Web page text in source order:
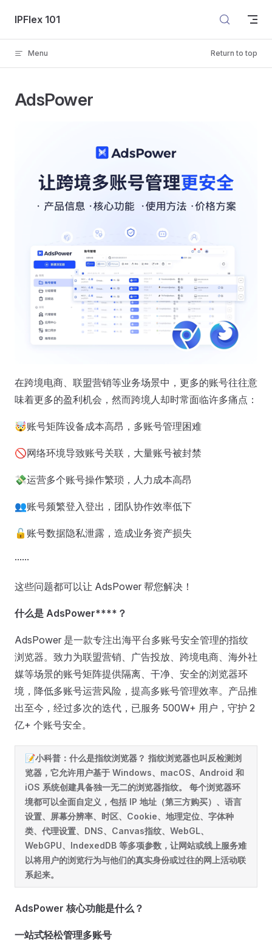
Skip to content
IPFlex 101
Menu Return to top
AdsPower
在跨境电商、联盟营销等业务场景中，更多的账号往往意
味着更多的盈利机会，然而跨境人却时常面临许多痛点：
🤯账号矩阵设备成本高昂，多账号管理困难
🚫网络环境导致账号关联，大量账号被封禁
💸运营多个账号操作繁琐，人力成本高昂
👥账号频繁登入登出，团队协作效率低下
🔓账号数据隐私泄露，造成业务资产损失
······
这些问题都可以让 AdsPower 帮您解决！
什么是 AdsPower****？
AdsPower 是一款专注出海平台多账号安全管理的指纹
浏览器。致力为联盟营销、广告投放、跨境电商、海外社
媒等场景的账号矩阵提供隔离、干净、安全的浏览器环
境，降低多账号运营风险，提高多账号管理效率。产品推
出至今，经过多次的迭代，已服务 500W+ 用户，守护 2
亿+ 个账号安全。
📝小科普：什么是指纹浏览器？ 指纹浏览器也叫反检测浏
览器，它允许用户基于 Windows、macOS、Android 和
iOS 系统创建具备独一无二的浏览器指纹。 每个浏览器环
境都可以全面自定义，包括 IP 地址（第三方购买）、语言
设置、屏幕分辨率、时区、Cookie、地理定位、字体种
类、代理设置、DNS、Canvas指纹、WebGL、
WebGPU、IndexedDB 等多项参数，让网站或线上服务难
以将用户的浏览行为与他们的真实身份或过往的网上活动联
系起来。
AdsPower 核心功能是什么？
一站式轻松管理多账号